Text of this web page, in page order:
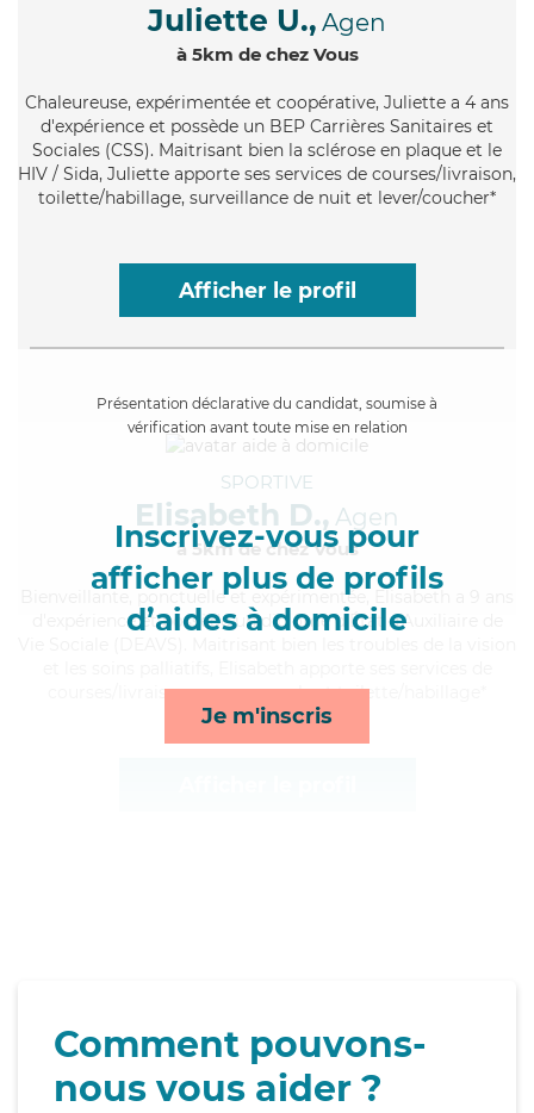
Juliette U., Agen
à 5km de chez Vous
Chaleureuse, expérimentée et coopérative, Juliette a 4 ans
d'expérience et possède un BEP Carrières Sanitaires et
Sociales (CSS). Maitrisant bien la sclérose en plaque et le
HIV / Sida, Juliette apporte ses services de courses/livraison,
toilette/habillage, surveillance de nuit et lever/coucher*
Afficher le profil
Présentation déclarative du candidat, soumise à
vérification avant toute mise en relation
Inscrivez-vous pour
afficher plus de profils
d’aides à domicile
Je m'inscris
SPORTIVE
Elisabeth D., Agen
à 5km de chez Vous
, ponctuelle et expérimentée, Elisabeth a 9 ans
d'expérience et possède un diplôme d'État d'Auxiliaire de
courses/livraison, repas, rappels et toilette/habillage*
Comment pouvons-
nous vous aider ?